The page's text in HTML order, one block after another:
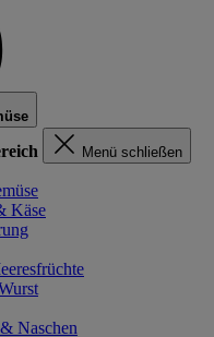
Menü schließen
Käse
Naschen